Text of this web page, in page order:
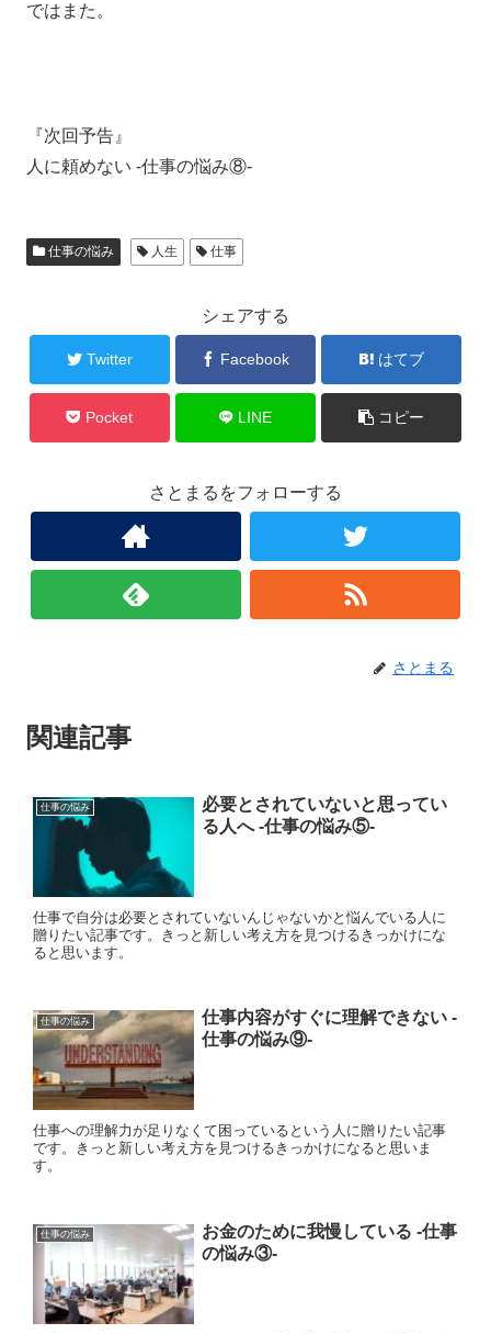
ではまた。
『次回予告』
人に頼めない ‐仕事の悩み⑧‐
仕事の悩み 人生 仕事
シェアする
Twitter Facebook はてブ
Pocket LINE コピー
さとまるをフォローする
さとまる
関連記事
仕事の悩み
必要とされていないと思ってい
る人へ ‐仕事の悩み⑤‐
仕事で自分は必要とされていないんじゃないかと悩んでいる人に
贈りたい記事です。きっと新しい考え方を見つけるきっかけにな
ると思います。
仕事の悩み
仕事内容がすぐに理解できない ‐
仕事の悩み⑨‐
仕事への理解力が足りなくて困っているという人に贈りたい記事
です。きっと新しい考え方を見つけるきっかけになると思いま
す。
仕事の悩み
お金のために我慢している ‐仕事
の悩み③‐